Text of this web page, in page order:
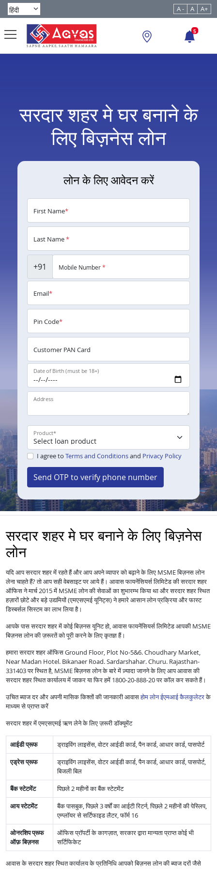
A - A A+
5
सरदार शहर मे घर बनाने के
लिए बिज़नेस लोन
लोन के लिए आवेदन करें
First Name*
Last Name*
+91 Mobile Number*
Email*
Pin Code*
Customer PAN Card
Date of Birth (must be 18+)
Address
Product*
I agree to Terms and Conditionsand Privacy Policy
Send OTP to verify phone number
सरदार शहर मे घर बनाने के लिए बिज़नेस
लोन
यदि आप सरदार शहर में रहते हैं और आप अपने व्यापार को बढ़ाने के लिए MSME बिज़नस लोन
लेना चाहते हैं? तो आप सही वेबसाइट पर आये हैं। आवास फायनेंसियर्स लिमिटेड की सरदार शहर
ऑफिस ने मार्च 2015 में MSME लोन की सेवाओं का शुभारम्भ किया था और सरदार शहर स्थित
हज़ारों छोटे और बड़े उद्यमियों (एमएसएमई यूनिट्स) ने हमारे आसान लोन प्रक्रिया और फास्ट
डिस्बर्सल सिस्टम का लाभ लिया है।
आपके पास सरदार शहर में कोई बिज़नस यूनिट हो, आवास फायनेंसियर्स लिमिटेड आपकी MSME
बिज़नस लोन की ज़रूरतें को पूरी करने के लिए कृतज्ञ हैं।
हमारा सरदार शहर ऑफिस Ground Floor, Plot No-5&6. Choudhary Market,
Near Madan Hotel. Bikanaer Road. Sardarshahar. Churu. Rajasthan-
331403 पर स्थित है, MSME बिज़नस लोन के बारे में ज़्यादा जानने के लिए आप आवास की
सरदार शहर स्थित कार्यालय में जाकर या फिर हमें 1800-20-888-20 पर कॉल कर सकते हैं।
उचित ब्याज दर और अपनी मासिक किश्तों की जानकारी आवासहोम लोन ईएमआई कैलकुलेटरके
माध्यम से प्राप्त करें
सरदार शहर में एमएसएमई ऋण लेने के लिए ज़रूरी डॉक्यूमेंट
आईडी प्रूफ
ड्राइविंग लाइसेंस, वोटर आईडी कार्ड, पैन कार्ड, आधार कार्ड, पासपोर्ट
एड्रेस प्रूफ
ड्राइविंग लाइसेंस, वोटर आईडी कार्ड, पैन कार्ड, आधार कार्ड, पासपोर्ट,
बिजली बिल
बैंक स्टेटमेंट
पिछले 2 महीनों का बैंक स्टेटमेंट
आय स्टेटमेंट
बैंक पासबुक, पिछले 3 वर्षों का आईटी रिटर्न, पिछले 2 महीनों की पेस्लिप,
एम्प्लॉयर से सर्टिफाइड लैटर, फॉर्म 16
ओनरशिप प्रूफ
ऑफ़ बिज़नस
ऑफिस प्रॉपर्टी के कागज़ात, सरकार द्वारा मान्यता प्राप्त कोई भी
सर्टिफिकेट
आवास के सरदार शहर स्थित कार्यालय के प्रतिनिधि आपको बिज़नस लोन की ब्याज दरों जैसे